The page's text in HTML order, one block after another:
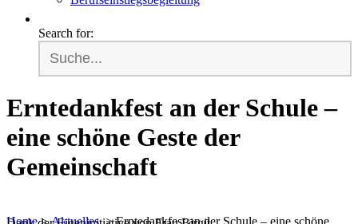
Search for:
Erntedankfest an der Schule –
eine schöne Geste der
Gemeinschaft
Home>Aktuelles >Erntedankfest an der Schule – eine schöne